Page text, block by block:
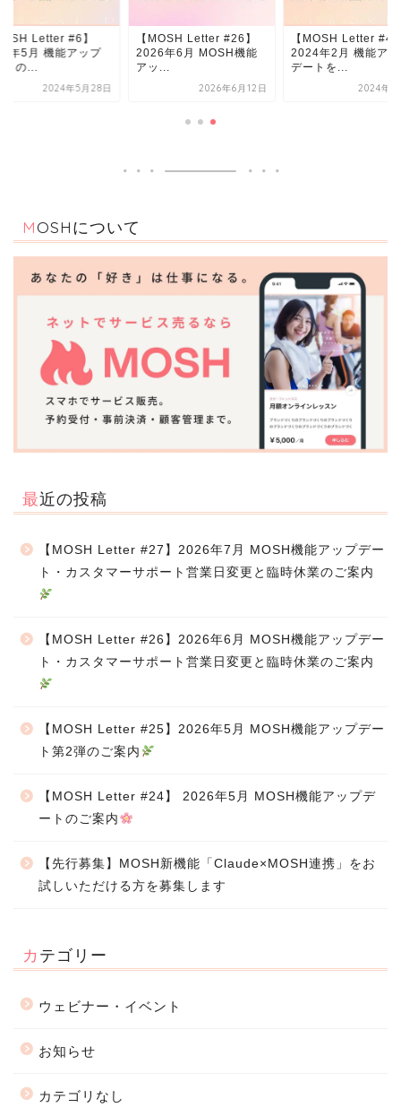
Letter #6】
年5月 機能アップ
トの...
2024年5月28日
【MOSH Letter #26】
2026年6月 MOSH機能
アッ...
2026年6月12日
【MOSH Letter #4
2024年2月 機能ア
デートを...
2024年2
MOSHについて
最近の投稿
【MOSH Letter #27】2026年7月 MOSH機能アップデー
ト・カスタマーサポート営業日変更と臨時休業のご案内
【MOSH Letter #26】2026年6月 MOSH機能アップデー
ト・カスタマーサポート営業日変更と臨時休業のご案内
【MOSH Letter #25】2026年5月 MOSH機能アップデー
ト第2弾のご案内
【MOSH Letter #24】 2026年5月 MOSH機能アップデ
ートのご案内
【先行募集】MOSH新機能「Claude×MOSH連携」をお
試しいただける方を募集します
カテゴリー
ウェビナー・イベント
お知らせ
カテゴリなし